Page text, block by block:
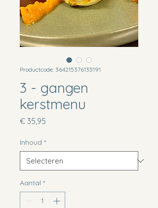
Productcode: 364215376135191
3 - gangen
kerstmenu
€ 35,95
Inhoud *
Aantal *